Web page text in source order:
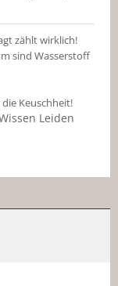
zählt wirklich!
sind Wasserstoff
Keuschheit!
Leiden